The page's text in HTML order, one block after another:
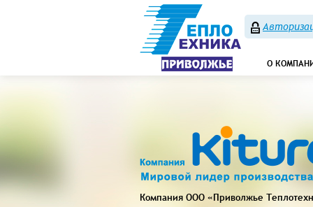
О
Компания ООО «Приволжье